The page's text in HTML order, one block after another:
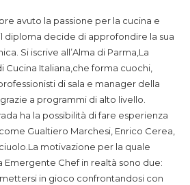
avuto la passione per la cucina e
diploma decide di approfondire la sua
Si iscrive all’Alma di Parma,La
Cucina Italiana,che forma cuochi,
di sala e manager della
a programmi di alto livello.
ha la possibilità di fare esperienza
Gualtiero Marchesi, Enrico Cerea,
motivazione per la quale
Chef in realtà sono due:
in gioco confrontandosi con